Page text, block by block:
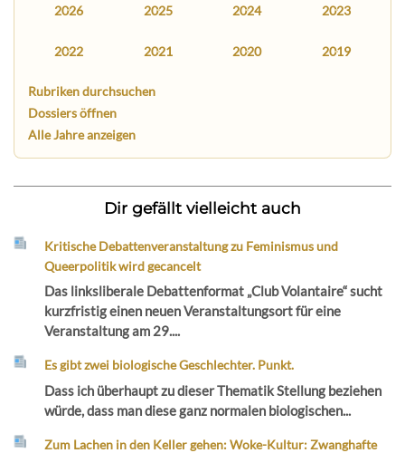
2026 2025 2024 2023
2022 2021 2020 2019
Rubriken durchsuchen
Dossiers öffnen
Alle Jahre anzeigen
Dir gefällt vielleicht auch
Kritische Debattenveranstaltung zu Feminismus und
Queerpolitik wird gecancelt
Das linksliberale Debattenformat „Club Volantaire“ sucht
kurzfristig einen neuen Veranstaltungsort für eine
Veranstaltung am 29....
Es gibt zwei biologische Geschlechter. Punkt.
Dass ich überhaupt zu dieser Thematik Stellung beziehen
würde, dass man diese ganz normalen biologischen...
Zum Lachen in den Keller gehen: Woke-Kultur: Zwanghafte